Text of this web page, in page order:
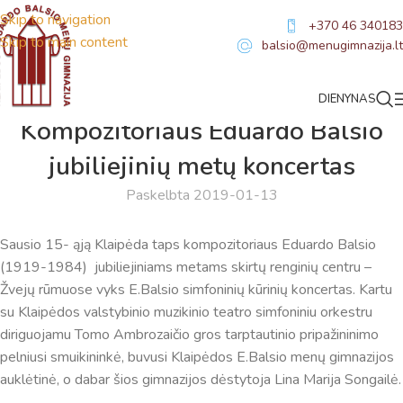
Skip to navigation
Skip to main content
+370 46 340183
balsio@menugimnazija.lt
DIENYNAS
Kompozitoriaus Eduardo Balsio
jubiliejinių metų koncertas
Paskelbta 2019-01-13
Sausio 15- ąją Klaipėda taps kompozitoriaus Eduardo Balsio
(1919-1984) jubiliejiniams metams skirtų renginių centru –
Žvejų rūmuose vyks E.Balsio simfoninių kūrinių koncertas. Kartu
su Klaipėdos valstybinio muzikinio teatro simfoniniu orkestru
diriguojamu Tomo Ambrozaičio gros tarptautinio pripažininimo
pelniusi smuikininkė, buvusi Klaipėdos E.Balsio menų gimnazijos
auklėtinė, o dabar šios gimnazijos dėstytoja Lina Marija Songailė.
Virtualus asistentas E. Balsio gimnazijos DI
Sveiki! Taip, aš esu virtualus. Tačiau dirbtinis intelektas
suteikia man galimybę ne tik analizuoti Jūsų klausimą, bet